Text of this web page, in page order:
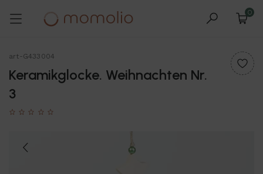
0
art-G433004
Keramikglocke. Weihnachten Nr.
3